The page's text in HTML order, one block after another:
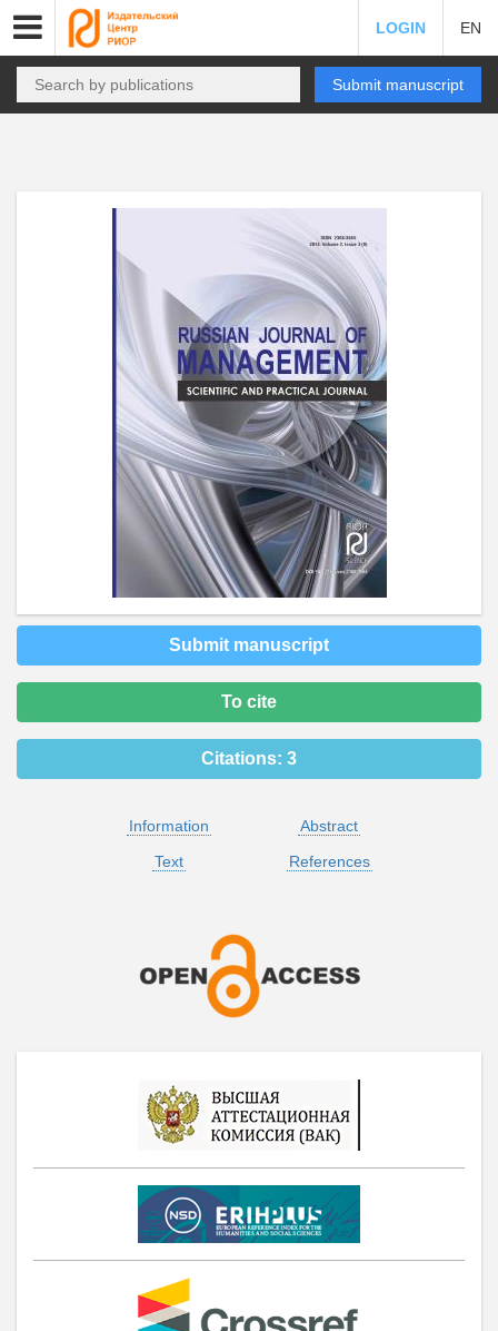
LOGIN EN
Submit manuscript
Submit manuscript
To cite
Citations: 3
Information
Abstract
Text
References